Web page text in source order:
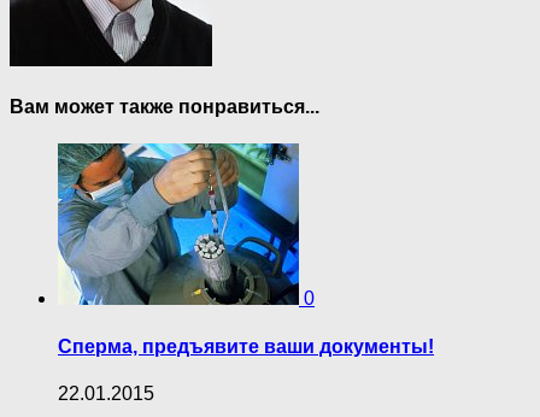
Вам может также понравиться...
0
Сперма, предъявите ваши документы!
22.01.2015